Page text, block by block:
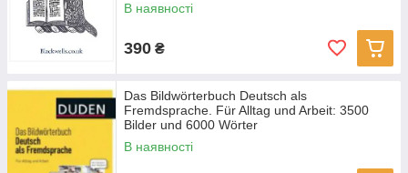
В наявності
390 ₴
Das Bildwörterbuch Deutsch als
Fremdsprache. Für Alltag und Arbeit: 3500
Bilder und 6000 Wörter
В наявності